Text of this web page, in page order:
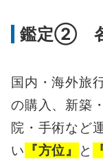
鑑定② 各
国内・海外旅
の購入、新築
院・手術など
い 『方位』 と